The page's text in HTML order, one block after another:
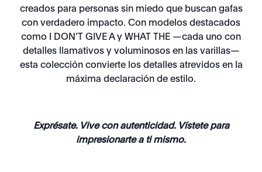
creados para personas sin miedo que buscan gafas
con verdadero impacto. Con modelos destacados
como I DON’T GIVE A y WHAT THE —cada uno con
detalles llamativos y voluminosos en las varillas—
esta colección convierte los detalles atrevidos en la
máxima declaración de estilo.
Exprésate. Vive con autenticidad. Vístete para
impresionarte a ti mismo.